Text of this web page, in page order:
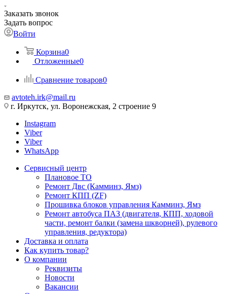
Заказать звонок
Задать вопрос
Войти
Корзина0
Отложенные0
Сравнение товаров0
avtoteh.irk@mail.ru
г. Иркутск, ул. Воронежская, 2 строение 9
Instagram
Viber
Viber
WhatsApp
Сервисный центр
Плановое ТО
Ремонт Двс (Камминз, Ямз)
Ремонт КПП (ZF)
Прошивка блоков управления Камминз, Ямз
Ремонт автобуса ПАЗ (двигателя, КПП, ходовой
части, ремонт балки (замена шкворней), рулевого
управления, редуктора)
Доставка и оплата
Как купить товар?
О компании
Реквизиты
Новости
Вакансии